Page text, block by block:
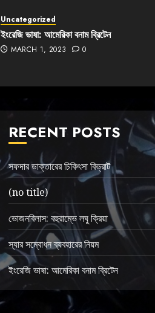
Uncategorized
ইংরেজি ভাষা: আমেরিকা বনাম ব্রিটেন
MARCH 1, 2023 0
RECENT POSTS
সফদার ডাক্তারের চিকিৎসা বিভ্রাট
(no title)
ভোজনবিলাস: বহুরাম্ভে লঘু ক্রিয়া
স্যার সম্বোধন ব্যবহারের নিয়ম
ইংরেজি ভাষা: আমেরিকা বনাম ব্রিটেন